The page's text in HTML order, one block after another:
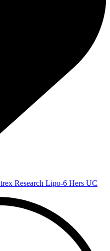
Research Lipo-6 Hers UC